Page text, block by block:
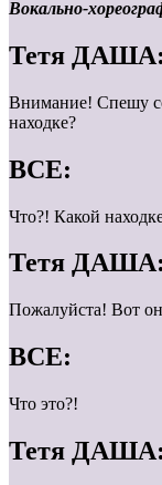
Вокально-
Тетя ДАША:
Внимание! Спешу
находке?
ВСЕ:
Что?! Какой
Тетя ДАША:
Пожалуйста! Вот
ВСЕ:
Что это?!
Тетя ДАША: